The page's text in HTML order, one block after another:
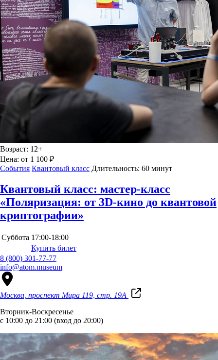
Возраст: 12+
Цена: от 1 100 ₽
События Квантовый класс Длительность: 60 минут
Квантовый класс: мастер-класс
«Поляризация: от 3D-кино до квантовой
криптографии»
Суббота 17:00-18:00
Купить билет
8 (800) 301-77-77
info@atom.museum
Москва, проспект Мира 119, стр. 19А
Вторник-Воскресенье
с 10:00 до 21:00 (вход до 20:00)